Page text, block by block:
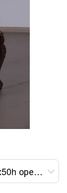
Стул обеденный Яилицис 108х51х50h орех темный var 8